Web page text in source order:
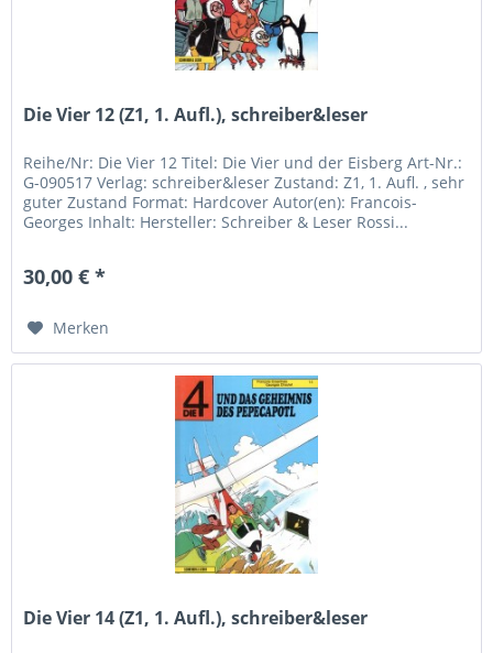
Die Vier 12 (Z1, 1. Aufl.), schreiber&leser
Reihe/Nr: Die Vier 12 Titel: Die Vier und der Eisberg Art-Nr.:
G-090517 Verlag: schreiber&leser Zustand: Z1, 1. Aufl. , sehr
guter Zustand Format: Hardcover Autor(en): Francois-
Georges Inhalt: Hersteller: Schreiber & Leser Rossi...
30,00 € *
Merken
Die Vier 14 (Z1, 1. Aufl.), schreiber&leser